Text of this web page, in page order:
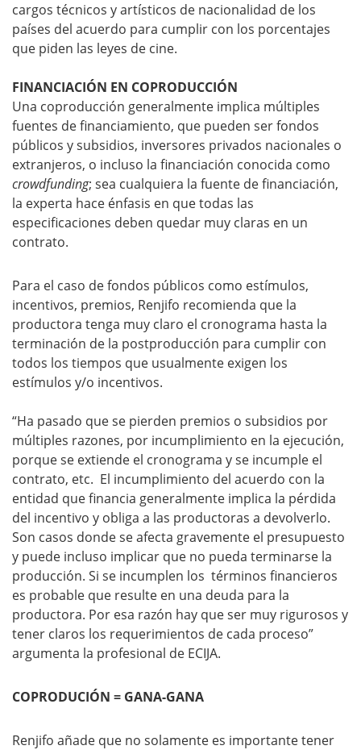
cargos técnicos y artísticos de nacionalidad de los
países del acuerdo para cumplir con los porcentajes
que piden las leyes de cine.
FINANCIACIÓN EN COPRODUCCIÓN
Una coproducción generalmente implica múltiples
fuentes de financiamiento, que pueden ser fondos
públicos y subsidios, inversores privados nacionales o
extranjeros, o incluso la financiación conocida como
crowdfunding; sea cualquiera la fuente de financiación,
la experta hace énfasis en que todas las
especificaciones deben quedar muy claras en un
contrato.
Para el caso de fondos públicos como estímulos,
incentivos, premios, Renjifo recomienda que la
productora tenga muy claro el cronograma hasta la
terminación de la postproducción para cumplir con
todos los tiempos que usualmente exigen los
estímulos y/o incentivos.
“Ha pasado que se pierden premios o subsidios por
múltiples razones, por incumplimiento en la ejecución,
porque se extiende el cronograma y se incumple el
contrato, etc. El incumplimiento del acuerdo con la
entidad que financia generalmente implica la pérdida
del incentivo y obliga a las productoras a devolverlo.
Son casos donde se afecta gravemente el presupuesto
y puede incluso implicar que no pueda terminarse la
producción. Si se incumplen los términos financieros
es probable que resulte en una deuda para la
productora. Por esa razón hay que ser muy rigurosos y
tener claros los requerimientos de cada proceso”
argumenta la profesional de ECIJA.
COPRODUCIÓN = GANA-GANA
Renjifo añade que no solamente es importante tener